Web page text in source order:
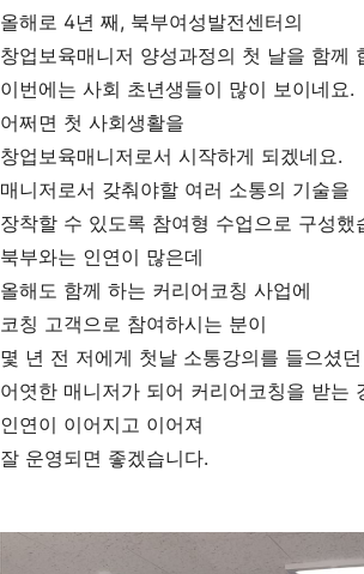
올해로 4년 째, 북부여성발전센터의
창업보육매니저 양성과정의 첫 날을 함께
이번에는 사회 초년생들이 많이 보이네요.
어쩌면 첫 사회생활을
창업보육매니저로서 시작하게 되겠네요.
매니저로서 갖춰야할 여러 소통의 기술을
장착할 수 있도록 참여형 수업으로 구성했
북부와는 인연이 많은데
올해도 함께 하는 커리어코칭 사업에
코칭 고객으로 참여하시는 분이
몇 년 전 저에게 첫날 소통강의를 들으셨
어엿한 매니저가 되어 커리어코칭을 받는
인연이 이어지고 이어져
잘 운영되면 좋겠습니다.